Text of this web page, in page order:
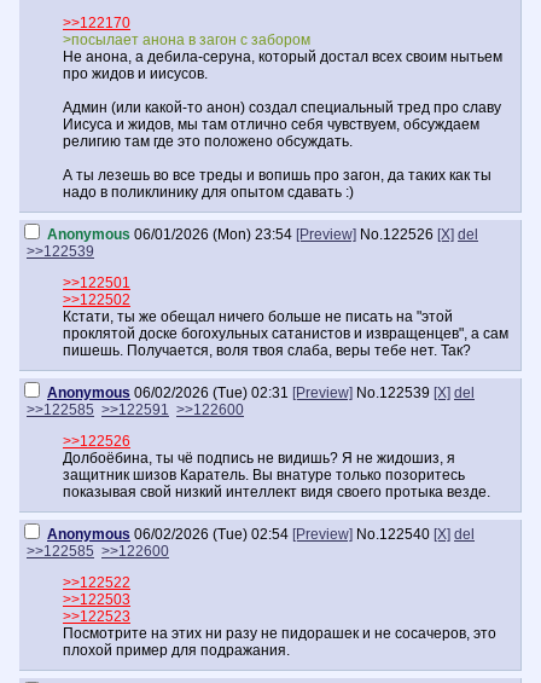
>>122170
>посылает анона в загон с забором
Не анона, а дебила-серуна, который достал всех своим нытьем
про жидов и иисусов.
Админ (или какой-то анон) создал специальный тред про славу
Иисуса и жидов, мы там отлично себя чувствуем, обсуждаем
религию там где это положено обсуждать.
А ты лезешь во все треды и вопишь про загон, да таких как ты
надо в поликлинику для опытом сдавать :)
Anonymous 06/01/2026 (Mon) 23:54 [Preview] No.122526 [X] del
>>122539
>>122501
>>122502
Кстати, ты же обещал ничего больше не писать на "этой
проклятой доске богохульных сатанистов и извращенцев", а сам
пишешь. Получается, воля твоя слаба, веры тебе нет. Так?
Anonymous 06/02/2026 (Tue) 02:31 [Preview] No.122539 [X] del
>>122585 >>122591 >>122600
>>122526
Долбоёбина, ты чё подпись не видишь? Я не жидошиз, я
защитник шизов Каратель. Вы внатуре только позоритесь
показывая свой низкий интеллект видя своего протыка везде.
Anonymous 06/02/2026 (Tue) 02:54 [Preview] No.122540 [X] del
>>122585 >>122600
>>122522
>>122503
>>122523
Посмотрите на этих ни разу не пидорашек и не сосачеров, это
плохой пример для подражания.